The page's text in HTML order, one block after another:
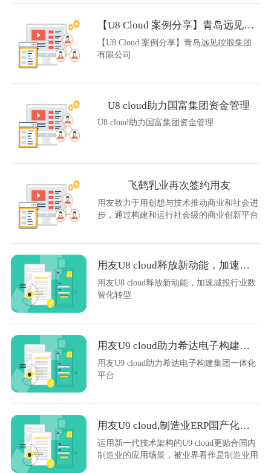
【U8 Cloud 案例分享】青岛远见控股集团有限公司
【U8 Cloud 案例分享】青岛远见控股集团
有限公司
U8 cloud助力国富集团资金管理
U8 cloud助力国富集团资金管理
飞鹤乳业再次签约用友
用友致力于用创想与技术推动商业和社会进
步，通过构建和运行社会级的商业创新平台
用友U8 cloud释放新动能，加速城投行业数智化转型
用友U8 cloud释放新动能，加速城投行业数
智化转型
用友U9 cloud助力希达电子构建集团一体化平台
用友U9 cloud助力希达电子构建集团一体化
平台
用友U9 cloud,制造业ERP国产化替代的终之选
运用新一代技术架构的U9 cloud更贴合国内
制造业的应用场景，被业界看作是制造业用